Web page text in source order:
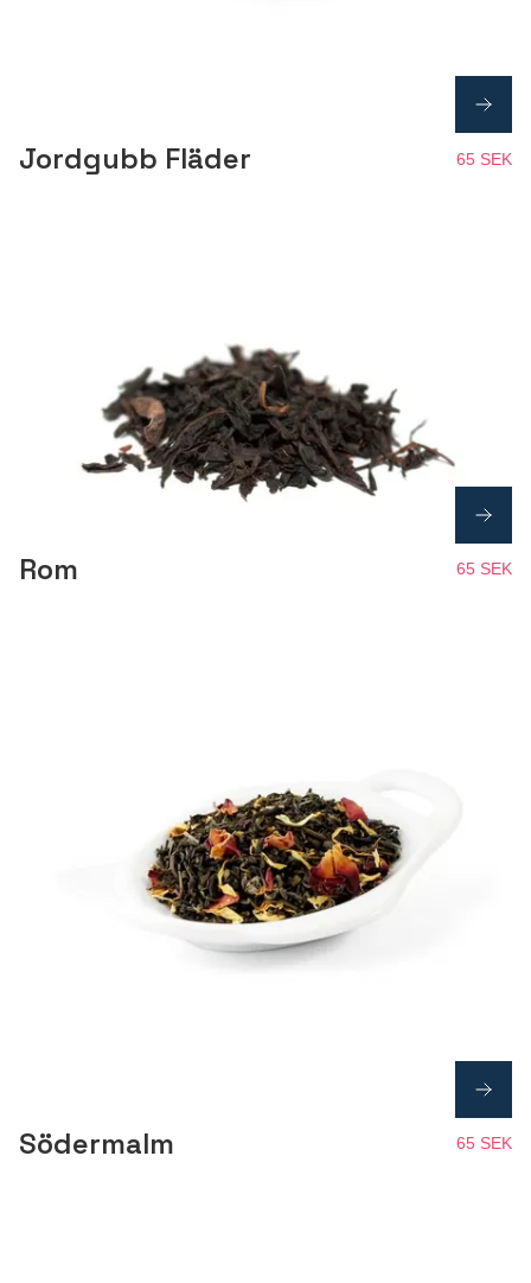
Jordgubb Fläder 65 SEK
Rom 65 SEK
Södermalm 65 SEK